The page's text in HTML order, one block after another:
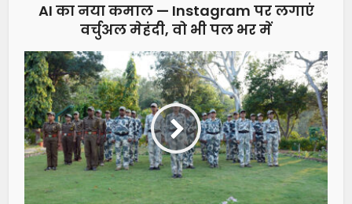
AI का नया कमाल — Instagram पर लगाएं
वर्चुअल मेहंदी, वो भी पल भर में